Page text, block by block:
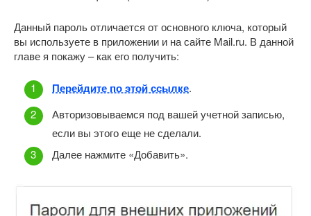
Данный пароль отличается от основного ключа, который
вы используете в приложении и на сайте Mail.ru. В данной
главе я покажу – как его получить:
Перейдите по этой ссылке.
Авторизовываемся под вашей учетной записью,
если вы этого еще не сделали.
Далее нажмите «Добавить».